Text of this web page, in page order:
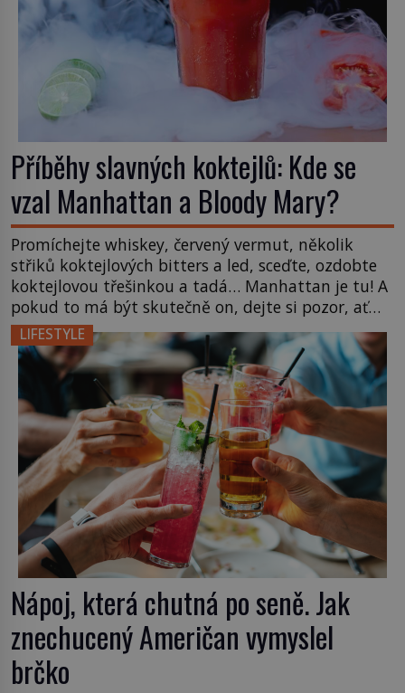
Příběhy slavných koktejlů: Kde se
vzal Manhattan a Bloody Mary?
Promíchejte whiskey, červený vermut, několik
střiků koktejlových bitters a led, sceďte, ozdobte
koktejlovou třešinkou a tadá… Manhattan je tu! A
pokud to má být skutečně on, dejte si pozor, ať
místo klasické americké rye whiskey či klidně
bourbonu nepoužijete skotskou whisku. Co se
stane? Inu, koktejl bude stále skvělý, ale už to
nebude Manhattan ale […]
LIFESTYLE
Nápoj, která chutná po seně. Jak
znechucený Američan vymyslel
brčko